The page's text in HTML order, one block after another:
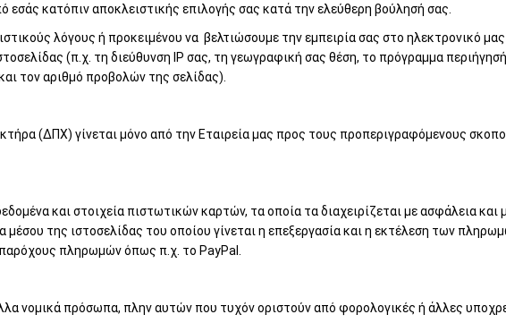
εσάς κατόπιν αποκλειστικής επιλογής σας κατά την ελεύθερη βούλησή σας.
λόγους ή προκειμένου να βελτιώσουμε την εμπειρία σας στο ηλεκτρονικό
(π.χ. τη διεύθυνση IP σας, τη γεωγραφική σας θέση, το πρόγραμμα
τον αριθμό προβολών της σελίδας).
(ΔΠΧ) γίνεται μόνο από την Εταιρεία μας προς τους προπεριγραφόμενους
και στοιχεία πιστωτικών καρτών, τα οποία τα διαχειρίζεται με ασφάλεια και
της ιστοσελίδας του οποίου γίνεται η επεξεργασία και η εκτέλεση των
πληρωμών όπως π.χ. το PayPal.
νομικά πρόσωπα, πλην αυτών που τυχόν οριστούν από φορολογικές ή άλλες